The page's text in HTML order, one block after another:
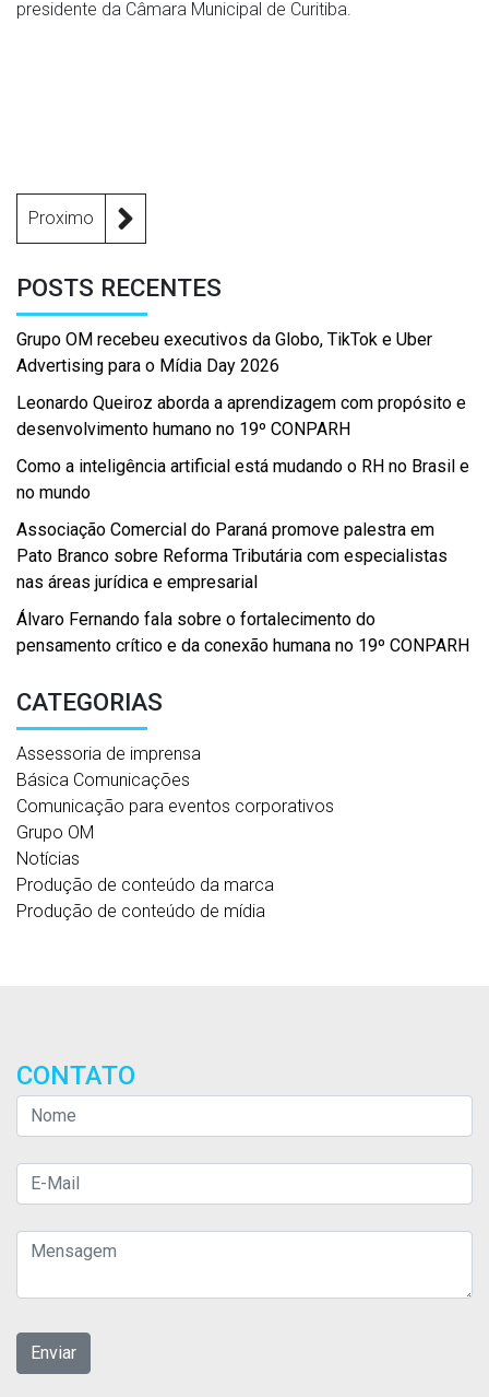
presidente da Câmara Municipal de Curitiba.
Proximo
POSTS RECENTES
Grupo OM recebeu executivos da Globo, TikTok e Uber
Advertising para o Mídia Day 2026
Leonardo Queiroz aborda a aprendizagem com propósito e
desenvolvimento humano no 19º CONPARH
Como a inteligência artificial está mudando o RH no Brasil e
no mundo
Associação Comercial do Paraná promove palestra em
Pato Branco sobre Reforma Tributária com especialistas
nas áreas jurídica e empresarial
Álvaro Fernando fala sobre o fortalecimento do
pensamento crítico e da conexão humana no 19º CONPARH
CATEGORIAS
Assessoria de imprensa
Básica Comunicações
Comunicação para eventos corporativos
Grupo OM
Notícias
Produção de conteúdo da marca
Produção de conteúdo de mídia
CONTATO